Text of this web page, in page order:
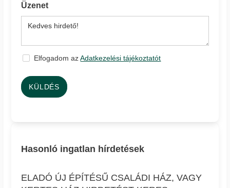
Üzenet
Elfogadom azAdatkezelési tájékoztatót
KÜLDÉS
Hasonló ingatlan hírdetések
ELADÓ ÚJ ÉPÍTÉSŰ CSALÁDI HÁZ, VAGY